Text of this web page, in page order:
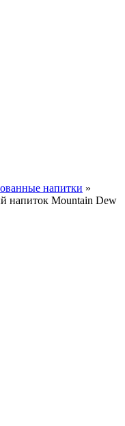
напитки »
напиток Mountain Dew